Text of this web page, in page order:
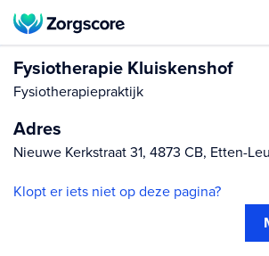
Fysiotherapie Kluiskenshof
Fysiotherapiepraktijk
Adres
Nieuwe Kerkstraat 31, 4873 CB, Etten-
Klopt er iets niet op deze pagina?